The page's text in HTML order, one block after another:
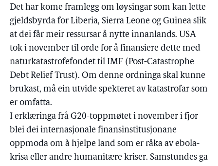
Det har kome framlegg om løysingar som kan lette
gjeldsbyrda for Liberia, Sierra Leone og Guinea slik
at dei får meir ressursar å nytte innanlands. USA
tok i november til orde for å finansiere dette med
naturkatastrofefondet til IMF (Post-Catastrophe
Debt Relief Trust). Om denne ordninga skal kunne
brukast, må ein utvide spekteret av katastrofar som
er omfatta.
I erklæringa frå G20-toppmøtet i november i fjor
blei dei internasjonale finansinstitusjonane
oppmoda om å hjelpe land som er råka av ebola-
krisa eller andre humanitære kriser. Samstundes ga